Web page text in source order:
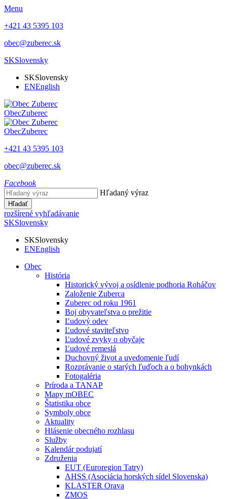
Menu
+421 43 5395 103
obec@zuberec.sk
SKSlovensky
SKSlovensky
ENEnglish
ObecZuberec
ObecZuberec
+421 43 5395 103
obec@zuberec.sk
Facebook
Hľadaný výraz
Hľadať
rozšírené vyhľadávanie
SKSlovensky
SKSlovensky
ENEnglish
Obec
História
Historický vývoj a osídlenie podhoria Roháčov
Založenie Zuberca
Zuberec od roku 1961
Boj obyvateľstva o prežitie
Ľudový odev
Ľudové staviteľstvo
Ľudové zvyky o obyčaje
Ľudové remeslá
Duchovný život a uvedomenie ľudí
Rozprávanie o starých ľuďoch a o bohynkách
Fotogaléria
Príroda a TANAP
Mapy mOBEC
Štatistika obce
Symboly obce
Aktuality
Hlásenie obecného rozhlasu
Služby
Kalendár podujatí
Združenia
EUT (Euroregion Tatry)
AHSS (Asociácia horských sídel Slovenska)
KLASTER Orava
ZMOS